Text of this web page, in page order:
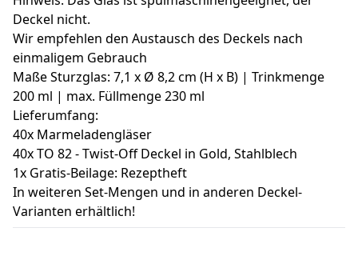
Deckel nicht.
Wir empfehlen den Austausch des Deckels nach
einmaligem Gebrauch
Maße Sturzglas: 7,1 x Ø 8,2 cm (H x B) | Trinkmenge
200 ml | max. Füllmenge 230 ml
Lieferumfang:
40x Marmeladengläser
40x TO 82 - Twist-Off Deckel in Gold, Stahlblech
1x Gratis-Beilage: Rezeptheft
In weiteren Set-Mengen und in anderen Deckel-
Varianten erhältlich!